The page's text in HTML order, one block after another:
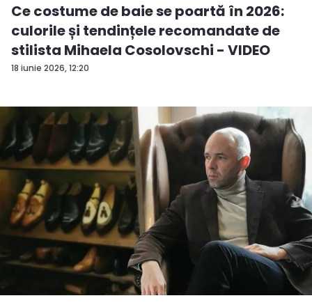
18 iunie 2026, 12:20
Ce costume de baie se poartă în 2026:
culorile și tendințele recomandate de
stilista Mihaela Cosolovschi - VIDEO